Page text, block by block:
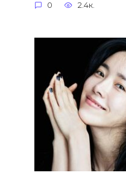
0 2.4к.